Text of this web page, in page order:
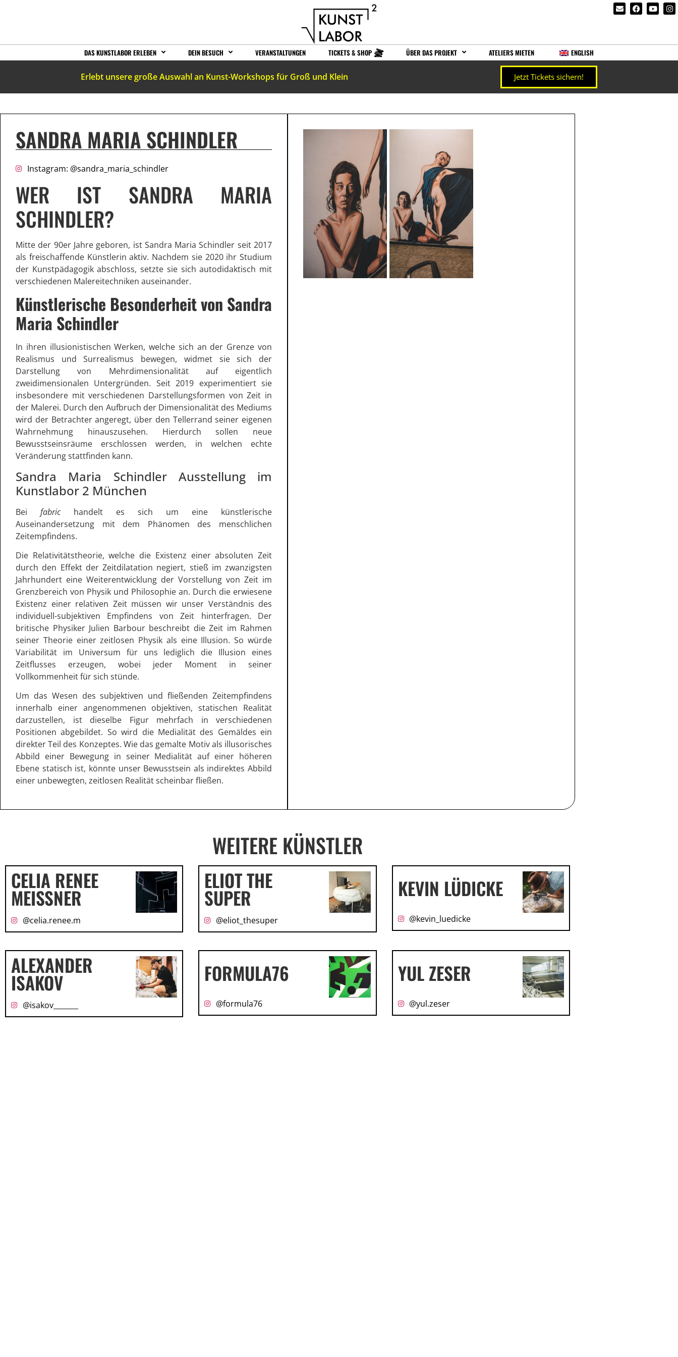
DAS KUNSTLABOR ERLEBEN DEIN BESUCH VERANSTALTUNGEN TICKETS & SHOP ÜBER DAS PROJEKT ATELIERS MIETEN ENGLISH
Erlebt unsere große Auswahl an Kunst-Workshops für Groß und Klein Jetzt Tickets sichern!
SANDRA MARIA SCHINDLER
Instagram: @sandra_maria_schindler
WER IST SANDRA MARIA
SCHINDLER?
Mitte der 90er Jahre geboren, ist Sandra Maria Schindler seit 2017
als freischaffende Künstlerin aktiv. Nachdem sie 2020 ihr Studium
der Kunstpädagogik abschloss, setzte sie sich autodidaktisch mit
verschiedenen Malereitechniken auseinander.
Künstlerische Besonderheit von Sandra
Maria Schindler
In ihren illusionistischen Werken, welche sich an der Grenze von
Realismus und Surrealismus bewegen, widmet sie sich der
Darstellung von Mehrdimensionalität auf eigentlich
zweidimensionalen Untergründen. Seit 2019 experimentiert sie
insbesondere mit verschiedenen Darstellungsformen von Zeit in
der Malerei. Durch den Aufbruch der Dimensionalität des Mediums
wird der Betrachter angeregt, über den Tellerrand seiner eigenen
Wahrnehmung hinauszusehen. Hierdurch sollen neue
Bewusstseinsräume erschlossen werden, in welchen echte
Veränderung stattfinden kann.
Sandra Maria Schindler Ausstellung im
Kunstlabor 2 München
Bei fabrichandelt es sich um eine künstlerische
Auseinandersetzung mit dem Phänomen des menschlichen
Zeitempfindens.
Die Relativitätstheorie, welche die Existenz einer absoluten Zeit
durch den Effekt der Zeitdilatation negiert, stieß im zwanzigsten
Jahrhundert eine Weiterentwicklung der Vorstellung von Zeit im
Grenzbereich von Physik und Philosophie an. Durch die erwiesene
Existenz einer relativen Zeit müssen wir unser Verständnis des
individuell-subjektiven Empfindens von Zeit hinterfragen. Der
britische Physiker Julien Barbour beschreibt die Zeit im Rahmen
seiner Theorie einer zeitlosen Physik als eine Illusion. So würde
Variabilität im Universum für uns lediglich die Illusion eines
Zeitflusses erzeugen, wobei jeder Moment in seiner
Vollkommenheit für sich stünde.
Um das Wesen des subjektiven und fließenden Zeitempfindens
innerhalb einer angenommenen objektiven, statischen Realität
darzustellen, ist dieselbe Figur mehrfach in verschiedenen
Positionen abgebildet. So wird die Medialität des Gemäldes ein
direkter Teil des Konzeptes. Wie das gemalte Motiv als illusorisches
Abbild einer Bewegung in seiner Medialität auf einer höheren
Ebene statisch ist, könnte unser Bewusstsein als indirektes Abbild
einer unbewegten, zeitlosen Realität scheinbar fließen.
WEITERE KÜNSTLER
CELIA RENEE
MEISSNER
@celia.renee.m
ELIOT THE
SUPER
@eliot_thesuper
KEVIN LÜDICKE
@kevin_luedicke
ALEXANDER
ISAKOV
@isakov_______
FORMULA76
@formula76
YUL ZESER
@yul.zeser